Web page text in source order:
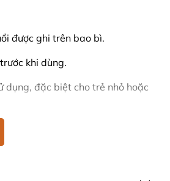
được ghi trên bao bì.
khi dùng.
dụng, đặc biệt cho trẻ nhỏ hoặc